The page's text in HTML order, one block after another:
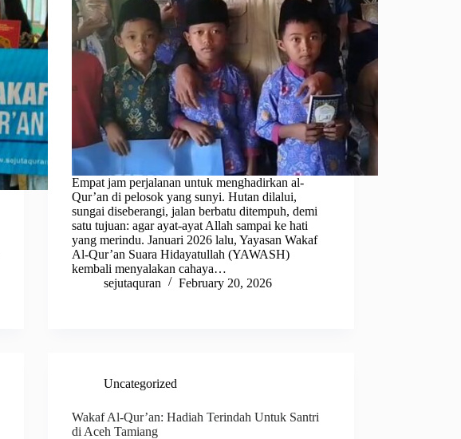
Empat jam perjalanan untuk menghadirkan al-
Qur’an di pelosok yang sunyi. Hutan dilalui,
sungai diseberangi, jalan berbatu ditempuh, demi
satu tujuan: agar ayat-ayat Allah sampai ke hati
yang merindu. Januari 2026 lalu, Yayasan Wakaf
Al-Qur’an Suara Hidayatullah (YAWASH)
kembali menyalakan cahaya…
sejutaquran
February 20, 2026
Uncategorized
Wakaf Al-Qur’an: Hadiah Terindah Untuk Santri
di Aceh Tamiang